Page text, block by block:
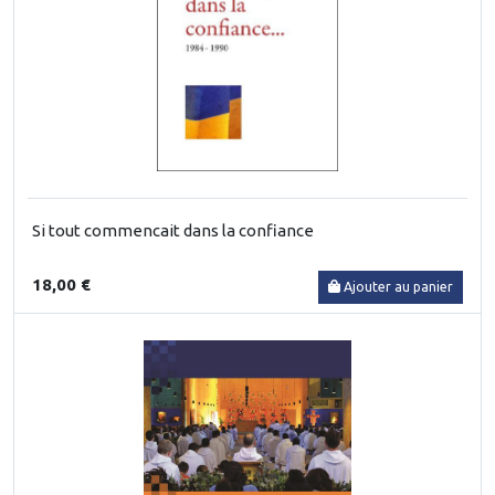
Si tout commencait dans la confiance
18,00 € Ajouter au panier